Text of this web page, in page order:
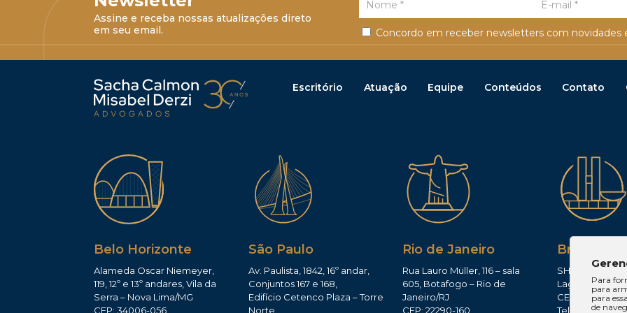
Assine e receba nossas atualizações direto
em seu email.
Concordo em receber newsletters com novidades
Escritório Atuação Equipe Conteúdos Contato
Belo Horizonte
Alameda Oscar Niemeyer,
119, 12º e 13º andares, Vila da
Serra – Nova Lima/MG
CEP: 34006-056
São Paulo
Av. Paulista, 1842, 16º andar,
Conjuntos 167 e 168,
Edifício Cetenco Plaza – Torre
Norte
Rio de Janeiro
Rua Lauro Müller, 116 – sala
605, Botafogo – Rio de
Janeiro/RJ
CEP: 22290-160
Brasília
SHIS QI 11,
Lago Sul –
CEP: 71625-300
Tel: (61)3224-
Para
para
para
de